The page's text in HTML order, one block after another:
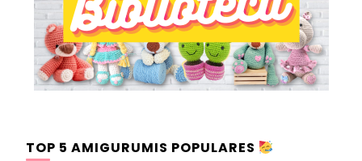
TOP 5 AMIGURUMIS POPULARES